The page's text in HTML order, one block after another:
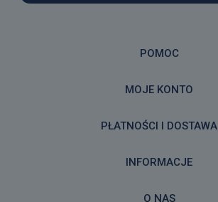
POMOC
MOJE KONTO
PŁATNOŚCI I DOSTAWA
INFORMACJE
O NAS